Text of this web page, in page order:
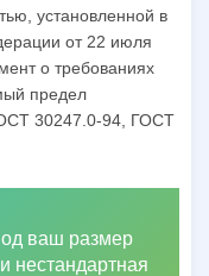
установленной в
от 22 июля
о требованиях
предел
30247.0-94, ГОСТ
ваш размер
нестандартная